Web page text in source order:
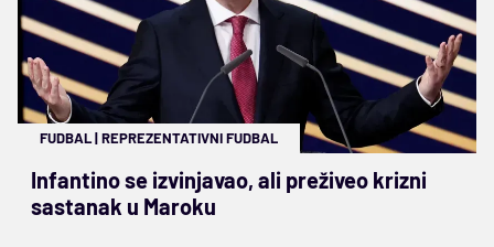
FUDBAL|REPREZENTATIVNI FUDBAL
Infantino se izvinjavao, ali preživeo krizni
sastanak u Maroku